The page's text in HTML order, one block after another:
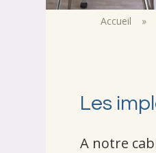
Accueil »
Les
A notre